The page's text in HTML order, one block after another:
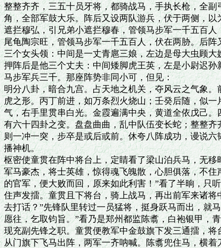
整整齐齐，三五十员牙将，都骑战马，手执长枪，全
角，全部军鼓大乐。阵后又设两队游兵，伏于两侧，
遮拦穆弘，引兄弟小遮拦穆春，管领马步军一千五百
尾龟陶宗旺，管领马步军一千五百人，伏在两胁。后
三个女头领：中间是一丈青扈三娘，左边是母大虫顾
押阵后是他三个丈夫：中间矮脚虎王英，左是小尉迟
马步军兵三千。那座阵势非同小可，但见：
明分八卦，暗合九宫。占天地之机关，夺风云之气象
虎之形。丙丁前进，如万条烈火烧山；壬癸后随，似
气，右手里贯串白光。金霞遍满中央，黄道全依戊己
有六十四卦之变。盘盘曲曲，乱中队伍变长蛇；整整
则一冲一突，步卒是或后或前。休夸八阵成功，谩说
播神机。
枢密使童贯在阵中将台上，定睛看了梁山泊兵马，无
军马豪杰，将士英雄，惊得魂飞魄散，心胆俱落，不住
的官军，便大败而回，原来如此利害！”看了半晌，只
住声发擂。童贯且下将台，骑上战马，再出前军来诸将
去打话？”先锋队里转过一员猛将，挺身跃马而出，就
愿往，乞取钧旨。”看乃是郑州都监陈翥，白袍银甲，
现充副先锋之职。童贯便教军中金鼓旗下发三通擂，
从门旗下飞马出阵，两军一齐呐喊。陈翥兜住马，横着